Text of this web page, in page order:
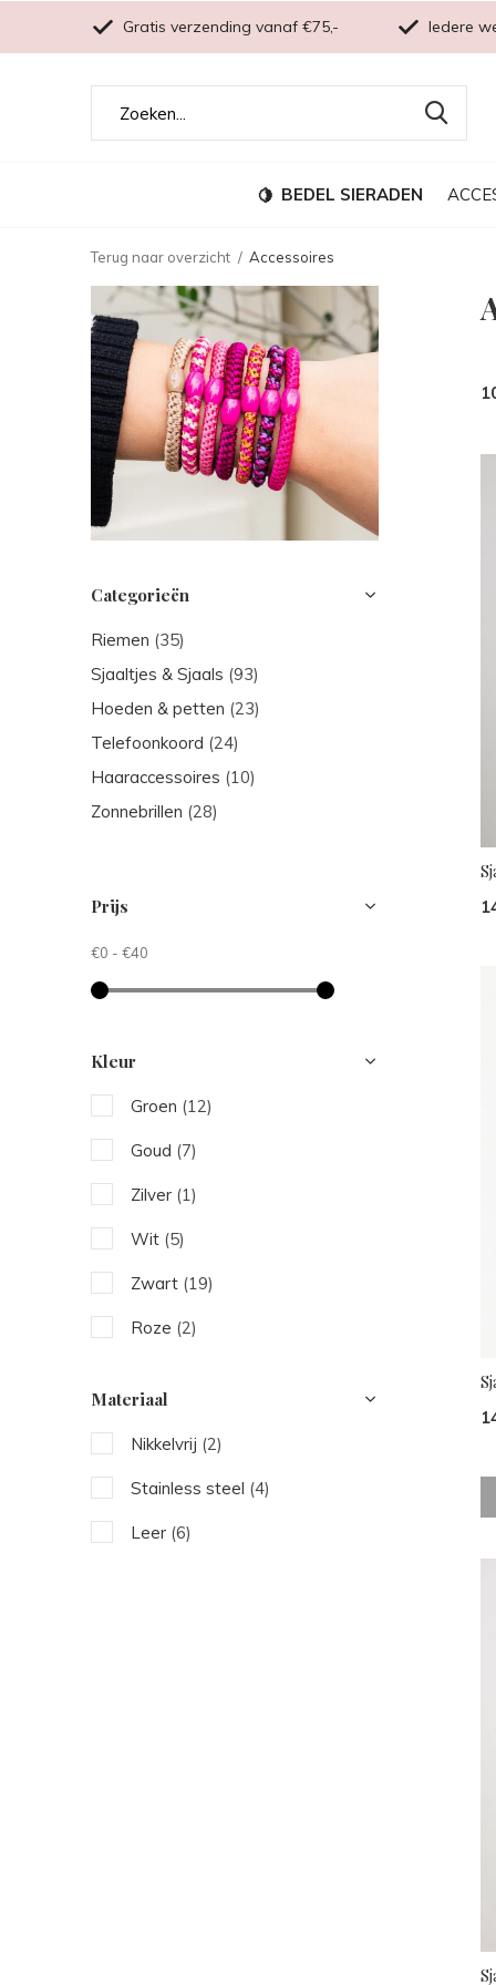
BEDEL SIERADEN
Gratis verzending vanaf €75,- Iedere
Terug naar overzicht Accessoires
Categorieën
Riemen (35)
Sjaaltjes & Sjaals (93)
Hoeden & petten (23)
Telefoonkoord (24)
Haaraccessoires (10)
Zonnebrillen (28)
Prijs
€0 - €40
Kleur
Groen (12)
Goud (7)
Zilver (1)
Wit (5)
Zwart (19)
Roze (2)
(13)
Oranje (3)
Materiaal
Nikkelvrij (2)
Stainless steel (4)
Leer (6)